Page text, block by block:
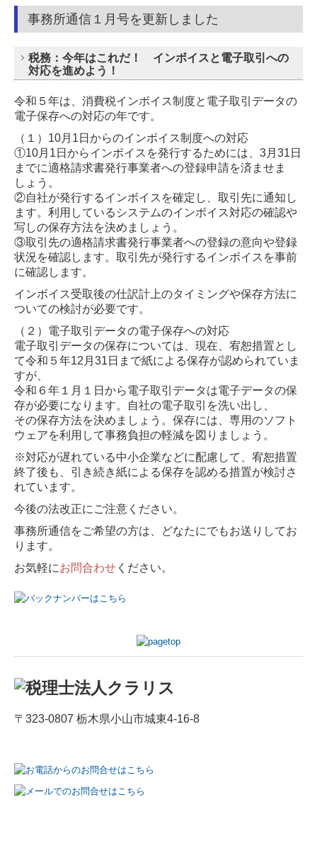
事務所通信１月号を更新しました
税務：今年はこれだ！ インボイスと電子取引への
対応を進めよう！
令和５年は、消費税インボイス制度と電子取引データの
電子保存への対応の年です。
（１）10月1日からのインボイス制度への対応
①10月1日からインボイスを発行するためには、3月31日
までに適格請求書発行事業者への登録申請を済ませま
しょう。
②自社が発行するインボイスを確定し、取引先に通知し
ます。利用しているシステムのインボイス対応の確認や
写しの保存方法を決めましょう。
③取引先の適格請求書発行事業者への登録の意向や登録
状況を確認します。取引先が発行するインボイスを事前
に確認します。
インボイス受取後の仕訳計上のタイミングや保存方法に
ついての検討が必要です。
（２）電子取引データの電子保存への対応
電子取引データの保存については、現在、宥恕措置とし
て令和５年12月31日まで紙による保存が認められていま
すが、
令和６年１月１日から電子取引データは電子データの保
存が必要になります。自社の電子取引を洗い出し、
その保存方法を決めましょう。保存には、専用のソフト
ウェアを利用して事務負担の軽減を図りましょう。
※対応が遅れている中小企業などに配慮して、宥恕措置
終了後も、引き続き紙による保存を認める措置が検討さ
れています。
今後の法改正にご注意ください。
事務所通信をご希望の方は、どなたにでもお送りしてお
ります。
お気軽にお問合わせ ください。
〒323-0807 栃木県小山市城東4-16-8